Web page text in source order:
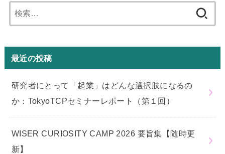
索:
最近の投稿
研究者にとって「起業」はどんな選択肢になるの
か：TokyoTCPセミナーレポート（第１回）
WISER CURIOSITY CAMP 2026 要旨集【随時更
新】